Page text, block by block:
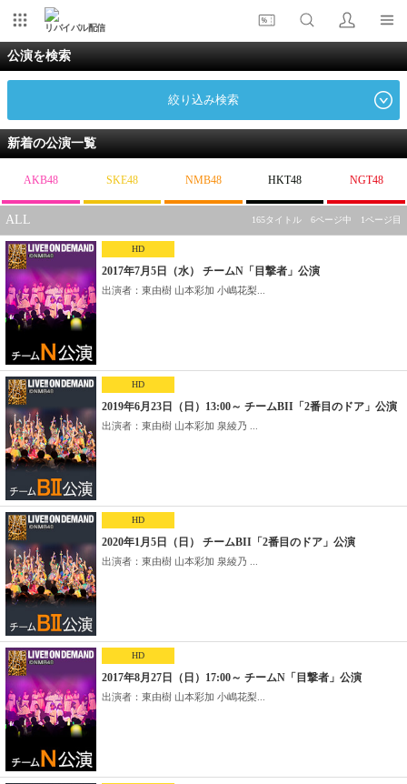
リバイバル配信
公演を検索
絞り込み検索
新着の公演一覧
AKB48 SKE48 NMB48 HKT48 NGT48
ALL 165タイトル 6ページ中 1ページ目
HD
2017年7月5日（水） チームN「目撃者」公演
出演者：東由樹 山本彩加 小嶋花梨...
HD
2019年6月23日（日）13:00～ チームBII「2番目のドア」公演
出演者：東由樹 山本彩加 泉綾乃 ...
HD
2020年1月5日（日） チームBII「2番目のドア」公演
出演者：東由樹 山本彩加 泉綾乃 ...
HD
2017年8月27日（日）17:00～ チームN「目撃者」公演
出演者：東由樹 山本彩加 小嶋花梨...